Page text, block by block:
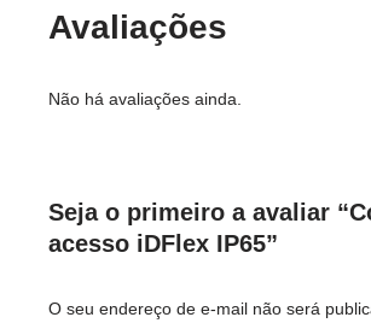
Avaliações
Não há avaliações ainda.
Seja o primeiro a avaliar
acesso iDFlex IP65”
O seu endereço de e-mail não será